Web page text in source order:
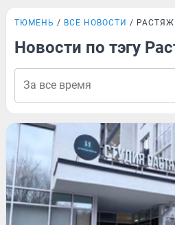
ТЮМЕНЬ ВСЕ НОВОСТИ
Новости по тэгу